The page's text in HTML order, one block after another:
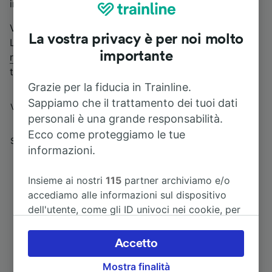
in collaborazione con quelle svizzere della SFF.
Vuoi sapere come visitare le Isole Borromeo in treno?
Leggi il nostro articoloLago Maggiore in treno: come
raggiungere le Isole Borromeo da Milano
tutte le informazioni!
Indirizzo
Via Carducci 1 - 28838 Stresa
Solo biglietteria automatica
Itinerari più popolari da Stresa
La vostra privacy è per noi molto
importante
Grazie per la fiducia in Trainline.
Sappiamo che il trattamento dei tuoi dati
personali è una grande responsabilità.
Ecco come proteggiamo le tue
informazioni.
Insieme ai nostri115 partner archiviamo e/o
accediamo alle informazioni sul dispositivo
dell'utente, come gli ID univoci nei cookie, per
accettare o gestire le proprie scelte facendo
clic di seguito, tra cui il proprio diritto di
opporsi sulla base di un interesse legittimo o
Mostra finalità
Accetto